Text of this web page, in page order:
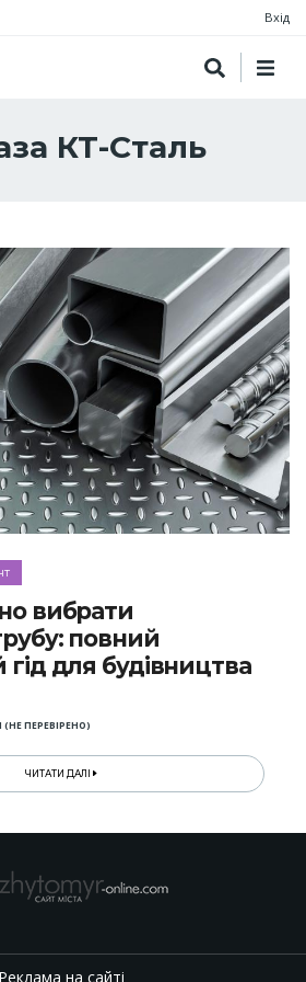
Вхід
КТ-Сталь
вибрати
повний
для будівництва
ПЕРЕВІРЕНО)
ЧИТАТИ ДАЛІ
Реклама на сайті